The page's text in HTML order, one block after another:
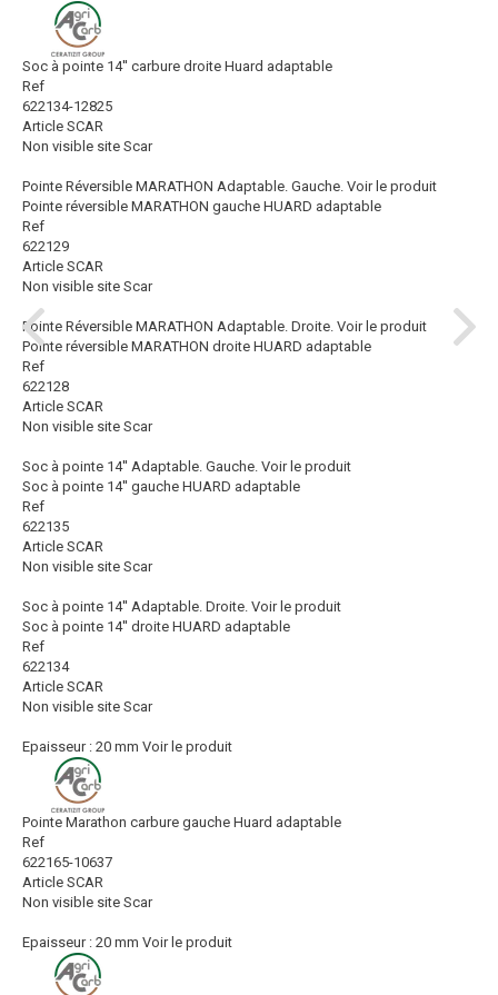
Soc à pointe 14'' carbure droite Huard adaptable
Ref
622134-12825
Article SCAR
Non visible site Scar
Pointe Réversible MARATHON Adaptable. Gauche. Voir le produit
Pointe réversible MARATHON gauche HUARD adaptable
Ref
622129
Article SCAR
Non visible site Scar
Pointe Réversible MARATHON Adaptable. Droite. Voir le produit
Pointe réversible MARATHON droite HUARD adaptable
Ref
622128
Article SCAR
Non visible site Scar
Soc à pointe 14'' Adaptable. Gauche. Voir le produit
Soc à pointe 14'' gauche HUARD adaptable
Ref
622135
Article SCAR
Non visible site Scar
Soc à pointe 14'' Adaptable. Droite. Voir le produit
Soc à pointe 14'' droite HUARD adaptable
Ref
622134
Article SCAR
Non visible site Scar
Epaisseur : 20 mm Voir le produit
Pointe Marathon carbure gauche Huard adaptable
Ref
622165-10637
Article SCAR
Non visible site Scar
Epaisseur : 20 mm Voir le produit